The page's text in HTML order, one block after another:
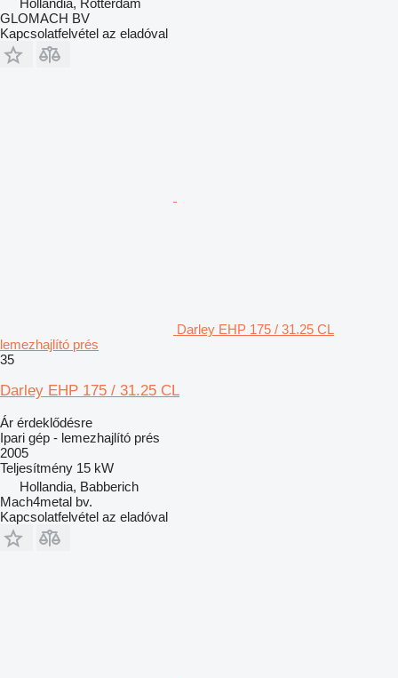
Hollandia, Rotterdam
GLOMACH BV
Kapcsolatfelvétel az eladóval
Darley EHP 175 / 31.25 CL
lemezhajlító prés
35
Darley EHP 175 / 31.25 CL
Ár érdeklődésre
Ipari gép - lemezhajlító prés
2005
Teljesítmény 15 kW
Hollandia, Babberich
Mach4metal bv.
Kapcsolatfelvétel az eladóval